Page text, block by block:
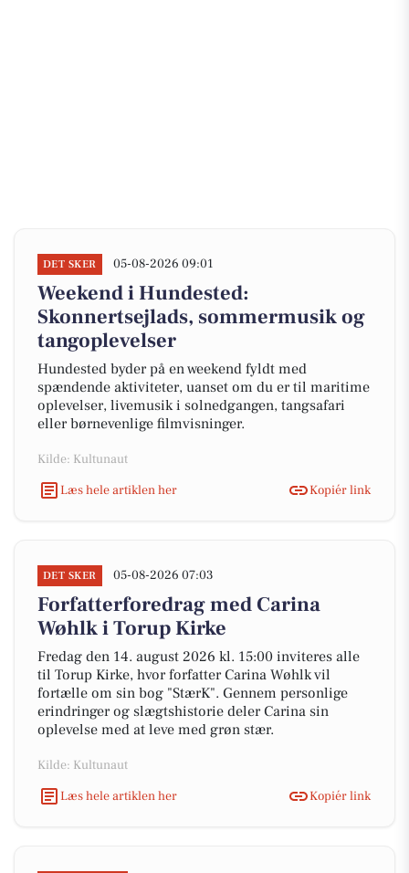
DET SKER 05-08-2026 09:01
Weekend i Hundested:
Skonnertsejlads, sommermusik og
tangoplevelser
Hundested byder på en weekend fyldt med
spændende aktiviteter, uanset om du er til maritime
oplevelser, livemusik i solnedgangen, tangsafari
eller børnevenlige filmvisninger.
Kilde: Kultunaut
Læs hele artiklen her
Kopiér link
DET SKER 05-08-2026 07:03
Forfatterforedrag med Carina
Wøhlk i Torup Kirke
Fredag den 14. august 2026 kl. 15:00 inviteres alle
til Torup Kirke, hvor forfatter Carina Wøhlk vil
fortælle om sin bog "StærK". Gennem personlige
erindringer og slægtshistorie deler Carina sin
oplevelse med at leve med grøn stær.
Kilde: Kultunaut
Læs hele artiklen her
Kopiér link